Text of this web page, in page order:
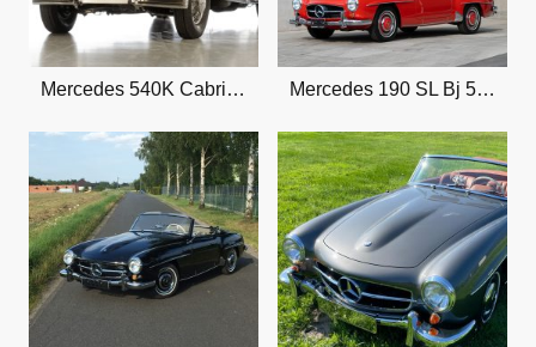
Mercedes 540K Cabrio C Bj 1937 Mercedes 190 SL Bj 58 Note 1